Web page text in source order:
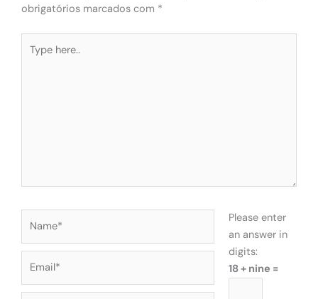
obrigatórios marcados com *
here..
Please enter
an answer in
digits:
18 + nine =